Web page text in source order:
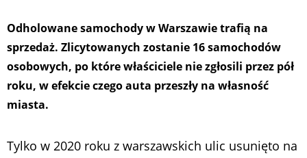
Odholowane samochody w Warszawie trafią na
sprzedaż. Zlicytowanych zostanie 16 samochodów
osobowych, po które właściciele nie zgłosili przez pół
roku, w efekcie czego auta przeszły na własność
miasta.
Tylko w 2020 roku z warszawskich ulic usunięto na